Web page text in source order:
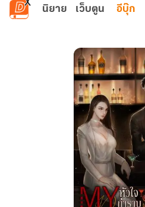
ข้ามไปยังเนื้อหาหลัก
นิยาย เว็บตูน อีบุ๊ก